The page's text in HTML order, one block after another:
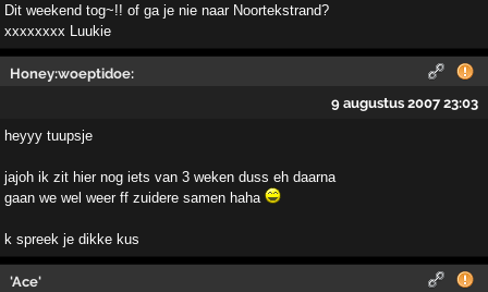
Dit weekend tog~!! of ga je nie naar Noortekstrand?
xxxxxxxx Luukie
Honey:woeptidoe:
9 augustus 2007 23:03
heyyy tuupsje
jajoh ik zit hier nog iets van 3 weken duss eh daarna
gaan we wel weer ff zuidere samen haha
k spreek je dikke kus
'Ace'